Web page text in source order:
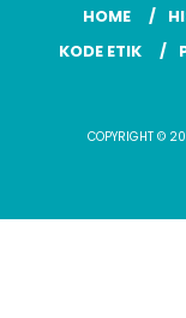
HOME
KODE ETIK
COPYRIGHT ©